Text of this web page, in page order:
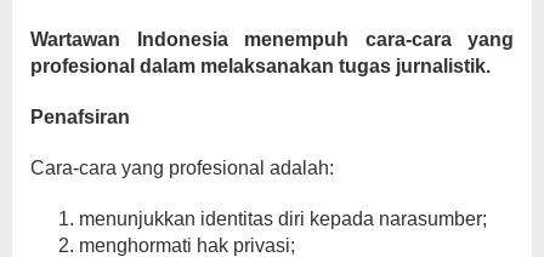
Wartawan Indonesia menempuh cara-cara yang
profesional dalam melaksanakan tugas jurnalistik.
Penafsiran
Cara-cara yang profesional adalah:
menunjukkan identitas diri kepada narasumber;
menghormati hak privasi;